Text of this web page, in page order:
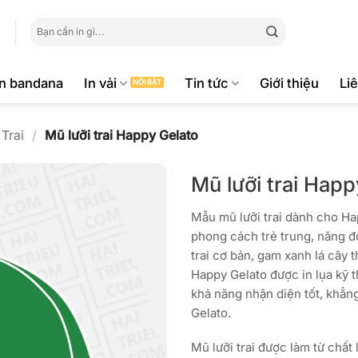
kiếm:
bandana In vải Tin tức Giới thiệu
/ Mũ lưỡi trai Happy Gelato
Mũ lưỡi trai
Mẫu mũ lưỡi trai dành cho
phong cách trẻ trung, năng
trai cơ bản, gam xanh lá cây
Happy Gelato được in lụa kỹ
khả năng nhận diện tốt,
Gelato.
Mũ lưỡi trai được làm từ chất